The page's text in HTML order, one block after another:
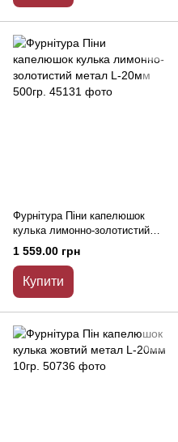
Фурнітура Піни капелюшок
кулька лимонно-золотистий
метал L-20мм 500гр.
1 559.00 грн
Купити